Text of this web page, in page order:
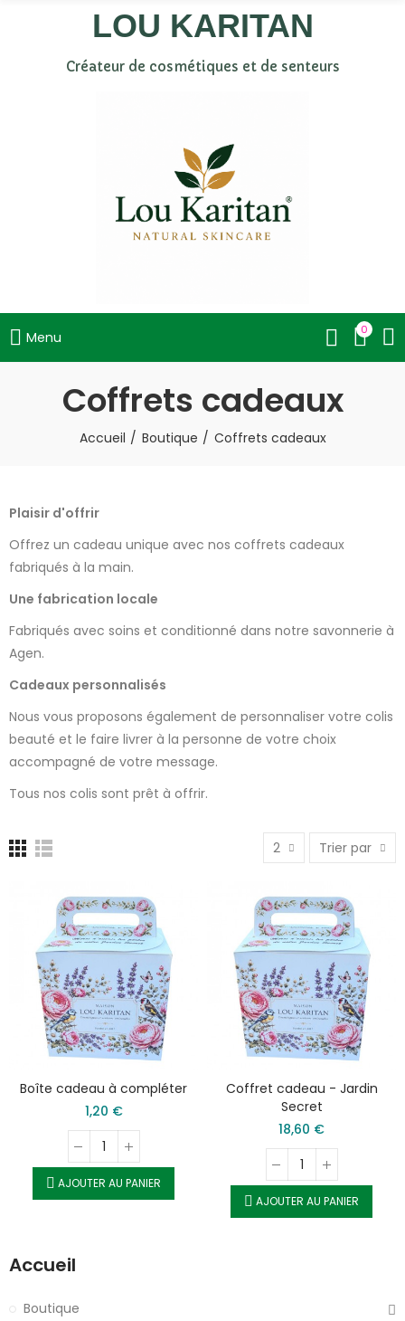
LOU KARITAN
Créateur de cosmétiques et de senteurs
Menu 0
Coffrets cadeaux
Accueil Boutique Coffrets cadeaux
Plaisir d'offrir
Offrez un cadeau unique avec nos coffrets cadeaux
fabriqués à la main.
Une fabrication locale
Fabriqués avec soins et conditionné dans notre savonnerie à
Agen.
Cadeaux personnalisés
Nous vous proposons également de personnaliser votre colis
beauté et le faire livrer à la personne de votre choix
accompagné de votre message.
Tous nos colis sont prêt à offrir.
2 Trier par
Boîte cadeau à compléter
1,20 €
AJOUTER AU PANIER
Coffret cadeau - Jardin
Secret
18,60 €
AJOUTER AU PANIER
Accueil
Boutique